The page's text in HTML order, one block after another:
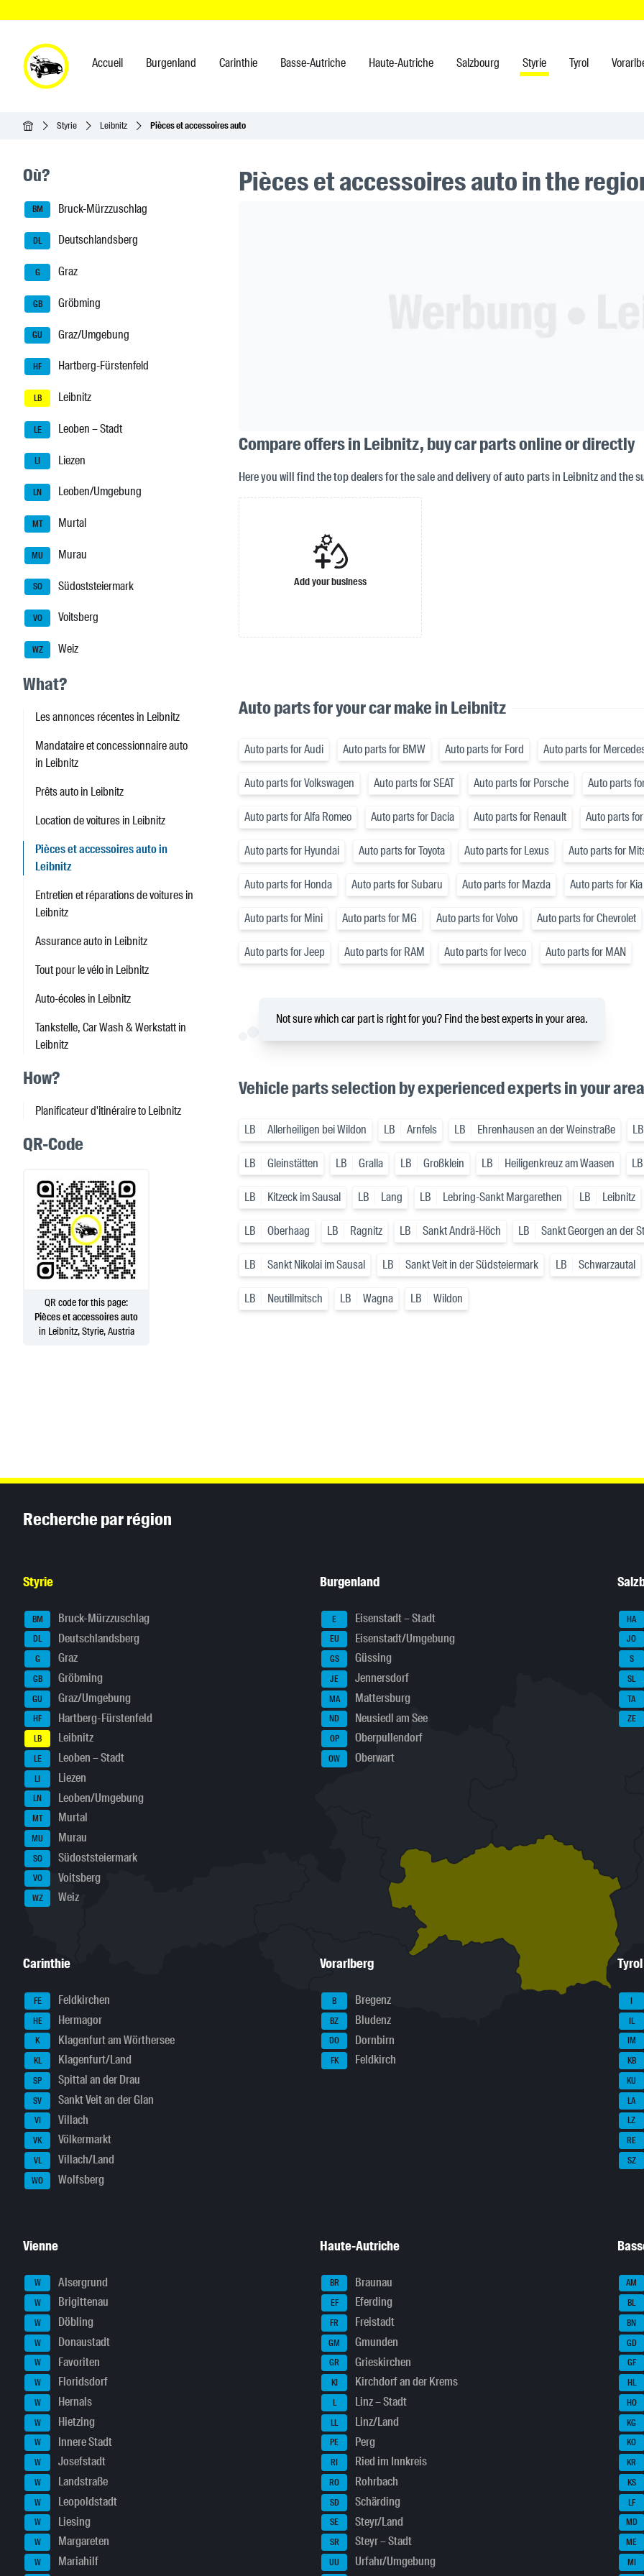
Accueil Burgenland Carinthie Basse-Autriche Haute-Autriche Salzbourg Styrie Tyrol
AccueilStyrie Leibnitz Pièces et accessoires auto
Seitenleisten-Navigation
Où?
BM Bruck-Mürzzuschlag
DL Deutschlandsberg
G Graz
GB Gröbming
GU Graz/Umgebung
HF Hartberg-Fürstenfeld
LB Leibnitz
LE Leoben – Stadt
LI Liezen
LN Leoben/Umgebung
MT Murtal
MU Murau
SO Südoststeiermark
VO Voitsberg
WZ Weiz
What?
Les annonces récentes in Leibnitz
Mandataire et concessionnaire auto
in Leibnitz
Prêts auto in Leibnitz
Location de voitures in Leibnitz
Pièces et accessoires auto in
Leibnitz
Entretien et réparations de voitures in
Leibnitz
Assurance auto in Leibnitz
Tout pour le vélo in Leibnitz
Auto-écoles in Leibnitz
Tankstelle, Car Wash & Werkstatt in
Leibnitz
How?
Planificateur d'itinéraire to Leibnitz
QR-Code
QR code for this page:
Pièces et accessoires auto
in Leibnitz, Styrie, Austria
Pièces et accessoires auto in the
Compare offers in Leibnitz, buy car parts online or directly
Here you will find the top dealers for the sale and delivery of auto parts in Leibnitz and the
Add your business
Auto parts for your car make in Leibnitz
Auto parts for Audi Auto parts for BMW Auto parts for Ford Auto parts for
Auto parts for Volkswagen Auto parts for SEAT Auto parts for Porsche Auto parts
Auto parts for Alfa Romeo Auto parts for Dacia Auto parts for Renault Auto parts
Auto parts for Hyundai Auto parts for Toyota Auto parts for Lexus Auto parts for
Auto parts for Honda Auto parts for Subaru Auto parts for Mazda Auto parts for Kia
Auto parts for Mini Auto parts for MG Auto parts for Volvo Auto parts for Chevrolet
Auto parts for Jeep Auto parts for RAM Auto parts for Iveco Auto parts for MAN
Not sure which car part is right for you? Find the best experts in your area.
Vehicle parts selection by experienced experts in your area
LB Allerheiligen bei Wildon LB Arnfels LB Ehrenhausen an der Weinstraße LB
LB Gleinstätten LB Gralla LB Großklein LB Heiligenkreuz am Waasen LB
LB Kitzeck im Sausal LB Lang LB Lebring-Sankt Margarethen LB Leibnitz
LB Oberhaag LB Ragnitz LB Sankt Andrä-Höch LB Sankt Georgen an der
LB Sankt Nikolai im Sausal LB Sankt Veit in der Südsteiermark LB Schwarzautal
LB Neutillmitsch LB Wagna LB Wildon
Recherche par région
Styrie
BM Bruck-Mürzzuschlag
DL Deutschlandsberg
G Graz
GB Gröbming
GU Graz/Umgebung
HF Hartberg-Fürstenfeld
LB Leibnitz
LE Leoben – Stadt
LI Liezen
LN Leoben/Umgebung
MT Murtal
MU Murau
SO Südoststeiermark
VO Voitsberg
WZ Weiz
Burgenland
E Eisenstadt – Stadt
EU Eisenstadt/Umgebung
GS Güssing
JE Jennersdorf
MA Mattersburg
ND Neusiedl am See
OP Oberpullendorf
OW Oberwart
HA
JO
S
SL
TA
ZE
Carinthie
FE Feldkirchen
HE Hermagor
K Klagenfurt am Wörthersee
KL Klagenfurt/Land
SP Spittal an der Drau
SV Sankt Veit an der Glan
VI Villach
VK Völkermarkt
VL Villach/Land
WO Wolfsberg
Vorarlberg
B Bregenz
BZ Bludenz
DO Dornbirn
FK Feldkirch
Tyrol
I
IL
IM
KB
KU
LA
LZ
RE
SZ
Vienne
W Alsergrund
W Brigittenau
W Döbling
W Donaustadt
W Favoriten
W Floridsdorf
W Hernals
W Hietzing
W Innere Stadt
W Josefstadt
W Landstraße
W Leopoldstadt
W Liesing
W Margareten
W
Mariahilf
Haute-Autriche
BR Braunau
EF Eferding
FR Freistadt
GM Gmunden
GR Grieskirchen
KI Kirchdorf an der Krems
L Linz – Stadt
LL Linz/Land
PE Perg
RI Ried im Innkreis
RO Rohrbach
SD Schärding
SE Steyr/Land
SR Steyr – Stadt
UU
Urfahr/Umgebung
AM
BL
BN
GD
GF
HL
HO
KG
KO
KR
KS
LF
MD
ME
MI